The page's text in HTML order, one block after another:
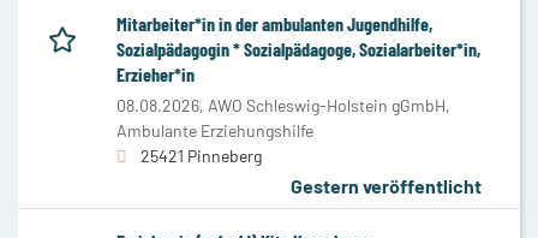
Mitarbeiter*in in der ambulanten Jugendhilfe,
Sozialpädagogin * Sozialpädagoge, Sozialarbeiter*in,
Erzieher*in
08.08.2026, AWO Schleswig-Holstein gGmbH,
Ambulante Erziehungshilfe
25421 Pinneberg
Gestern veröffentlicht